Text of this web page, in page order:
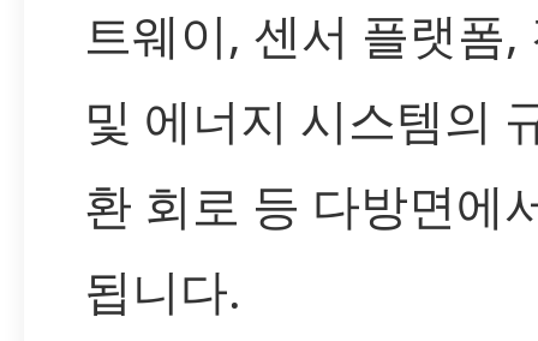
트웨이, 센서 플랫폼,
및 에너지 시스템의
환 회로 등 다방면에
됩니다.